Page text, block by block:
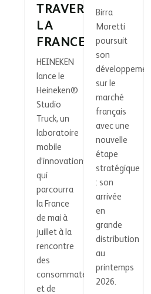
TRAVERS
LA
FRANCE
HEINEKEN
lance le
Heineken®
Studio
Truck, un
laboratoire
mobile
d’innovations
qui
parcourra
la France
de mai à
juillet à la
rencontre
des
consommateurs
et de
Birra
Moretti
poursuit
son
développement
sur le
marché
français
avec une
nouvelle
étape
stratégique
: son
arrivée
en
grande
distribution
au
printemps
2026.